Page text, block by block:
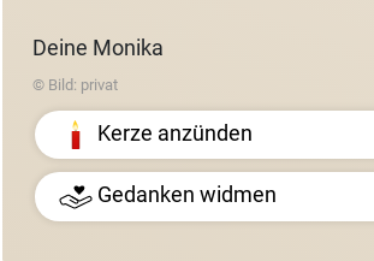
Deine Monika
© Bild: privat
Kerze anzünden
Gedanken widmen